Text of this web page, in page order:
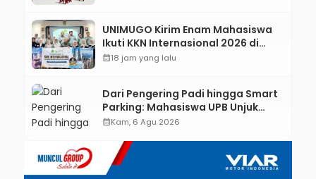
UNIMUGO Kirim Enam Mahasiswa
Ikuti KKN Internasional 2026 di
ASEAN dan Hong Kong
calendar_month18 jam yang lalu
Dari Pengering Padi hingga Smart
Parking: Mahasiswa UPB Unjuk
Gigi Lewat Pameran CODEX 2
calendar_monthKam, 6 Agu 2026